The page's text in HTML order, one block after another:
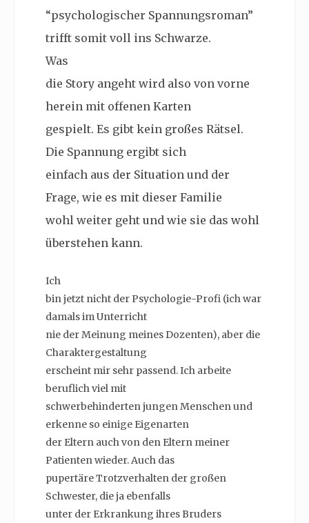
“psychologischer Spannungsroman”
trifft somit voll ins Schwarze.
Was
die Story angeht wird also von vorne
herein mit offenen Karten
gespielt. Es gibt kein großes Rätsel.
Die Spannung ergibt sich
einfach aus der Situation und der
Frage, wie es mit dieser Familie
wohl weiter geht und wie sie das wohl
überstehen kann.
Ich
bin jetzt nicht der Psychologie-Profi (ich war
damals im Unterricht
nie der Meinung meines Dozenten), aber die
Charaktergestaltung
erscheint mir sehr passend. Ich arbeite
beruflich viel mit
schwerbehinderten jungen Menschen und
erkenne so einige Eigenarten
der Eltern auch von den Eltern meiner
Patienten wieder. Auch das
pupertäre Trotzverhalten der großen
Schwester, die ja ebenfalls
unter der Erkrankung ihres Bruders